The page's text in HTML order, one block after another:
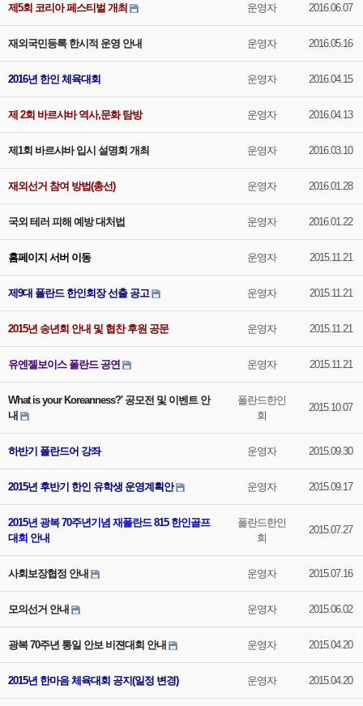
제5회 코리아 페스티벌 개최 운영자 2016.06.07
재외국민등록 한시적 운영 안내 운영자 2016.05.16
2016년 한인 체육대회 운영자 2016.04.15
제 2회 바르샤바 역사,문화 탐방 운영자 2016.04.13
제1회 바르샤바 입시 설명회 개최 운영자 2016.03.10
재외선거 참여 방법(총선) 운영자 2016.01.28
국외 테러 피해 예방 대처법 운영자 2016.01.22
홈페이지 서버 이동 운영자 2015.11.21
제9대 폴란드 한인회장 선출 공고 운영자 2015.11.21
2015년 송년회 안내 및 협찬 후원 공문 운영자 2015.11.21
유엔젤보이스 폴란드 공연 운영자 2015.11.21
What is your Koreanness?' 공모전 및 이벤트 안
내
폴란드한인
회
2015.10.07
하반기 폴란드어 강좌 운영자 2015.09.30
2015년 후반기 한인 유학생 운영계획안 운영자 2015.09.17
2015년 광복 70주년기념 재폴란드 815 한인골프
대회 안내
폴란드한인
회
2015.07.27
사회보장협정 안내 운영자 2015.07.16
모의선거 안내 운영자 2015.06.02
광복 70주년 통일 안보 비젼대회 안내 운영자 2015.04.20
2015년 한마음 체육대회 공지(일정 변경) 운영자 2015.04.20